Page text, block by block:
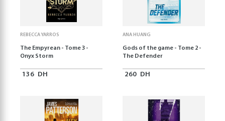
REBECCA YARROS
The Empyrean - Tome 3 -
Onyx Storm
136 DH
ANA HUANG
Gods of the game - Tome 2 -
The Defender
260 DH